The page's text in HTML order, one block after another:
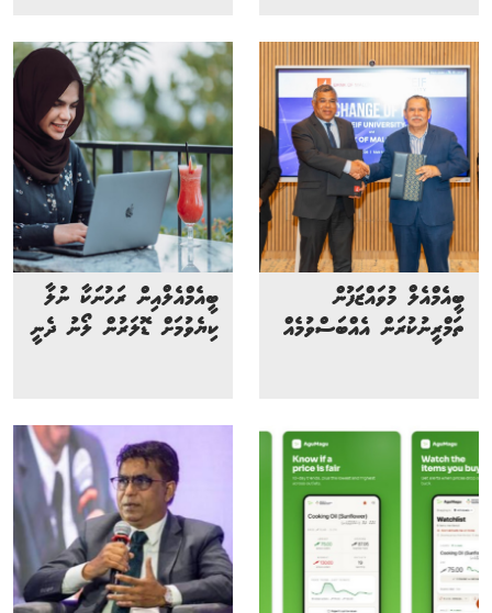
ބީއެމްއެލް މުވައްޒަފުން
ތަމްރީނުކުރަން އެއްބަސްވުމެއް
ބީއެމްއެލްއިން ރަހުނަކާ ނުލާ
ކިޔެވުމަށް ޑޮލަރުން ލޯނު ދެނީ